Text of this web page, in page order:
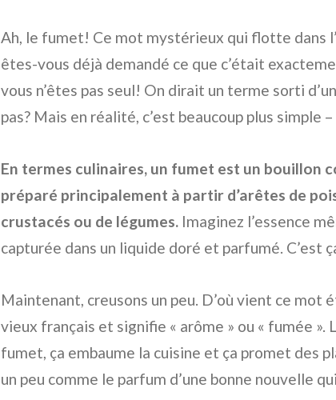
Ah, le fumet! Ce mot mystérieux qui flotte dans
êtes-vous déjà demandé ce que c’était
vous n’êtes pas seul! On dirait un terme sorti
pas? Mais en réalité, c’est beaucoup plus simple
En termes culinaires, un fumet est un bouillon
préparé principalement à partir d’arêtes de
crustacés ou de légumes. Imaginez l’essence
capturée dans un liquide doré et parfumé. C’est
Maintenant, creusons un peu. D’où vient ce mot
vieux français et signifie « arôme » ou « fumée ».
fumet, ça embaume la cuisine et ça promet des
un peu comme le parfum d’une bonne nouvelle